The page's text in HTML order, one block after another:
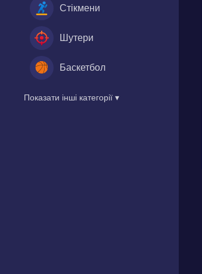
Стікмени
Шутери
Баскетбол
Показати інші категорії ▾